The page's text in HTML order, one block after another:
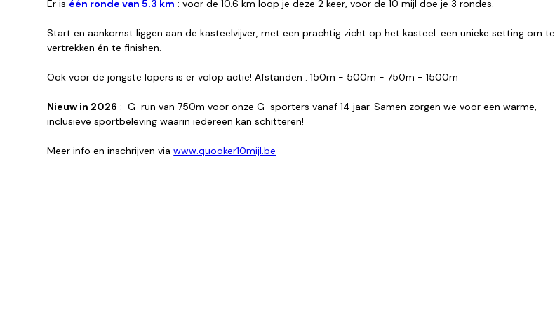
Er is één ronde van 5.3 km : voor de 10.6 km loop je deze 2 keer, voor de 10 mijl doe je 3 rondes.
Start en aankomst liggen aan de kasteelvijver, met een prachtig zicht op het kasteel: een unieke setting om te
vertrekken én te finishen.
Ook voor de jongste lopers is er volop actie! Afstanden : 150m - 500m - 750m - 1500m
Nieuw in 2026 : G-run van 750m voor onze G-sporters vanaf 14 jaar. Samen zorgen we voor een warme,
inclusieve sportbeleving waarin iedereen kan schitteren!
Meer info en inschrijven viawww.quooker10mijl.be